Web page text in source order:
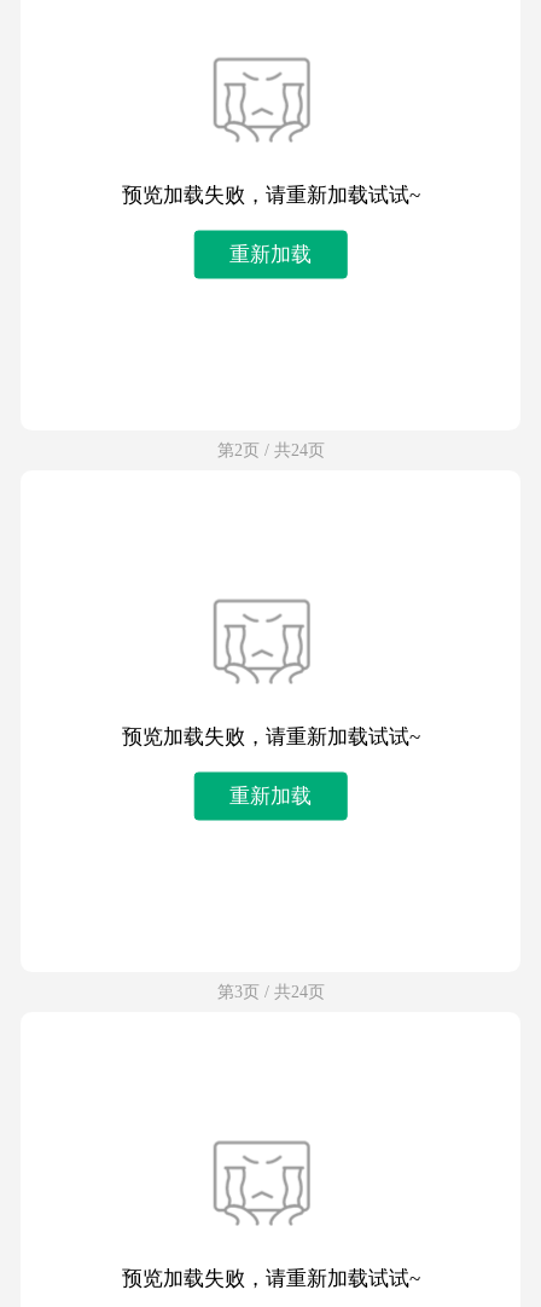
预览加载失败，请重新加载试试~
重新加载
第2页 / 共24页
预览加载失败，请重新加载试试~
重新加载
第3页 / 共24页
预览加载失败，请重新加载试试~